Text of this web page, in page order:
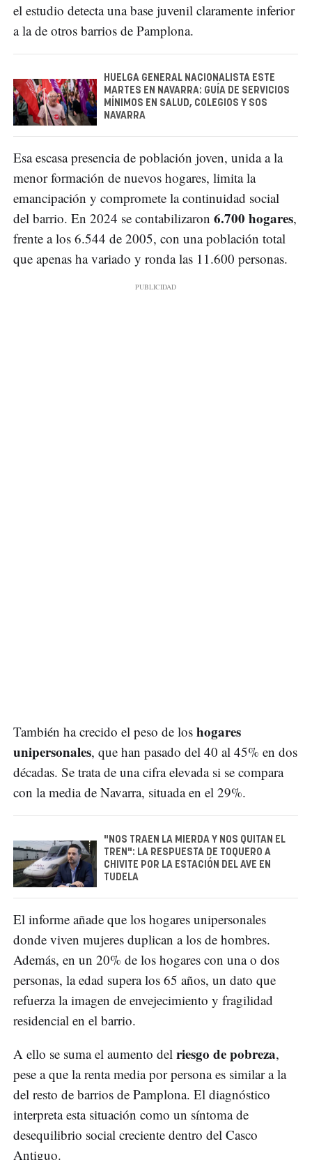
el estudio detecta una base juvenil claramente inferior
a la de otros barrios de Pamplona.
HUELGA GENERAL NACIONALISTA ESTE
MARTES EN NAVARRA: GUÍA DE SERVICIOS
MÍNIMOS EN SALUD, COLEGIOS Y SOS
NAVARRA
Esa escasa presencia de población joven, unida a la
menor formación de nuevos hogares, limita la
emancipación y compromete la continuidad social
del barrio. En 2024 se contabilizaron 6.700 hogares,
frente a los 6.544 de 2005, con una población total
que apenas ha variado y ronda las 11.600 personas.
También ha crecido el peso de los hogares
unipersonales, que han pasado del 40 al 45% en dos
décadas. Se trata de una cifra elevada si se compara
con la media de Navarra, situada en el 29%.
"NOS TRAEN LA MIERDA Y NOS QUITAN EL
TREN": LA RESPUESTA DE TOQUERO A
CHIVITE POR LA ESTACIÓN DEL AVE EN
TUDELA
El informe añade que los hogares unipersonales
donde viven mujeres duplican a los de hombres.
Además, en un 20% de los hogares con una o dos
personas, la edad supera los 65 años, un dato que
refuerza la imagen de envejecimiento y fragilidad
residencial en el barrio.
A ello se suma el aumento del riesgo de pobreza,
pese a que la renta media por persona es similar a la
del resto de barrios de Pamplona. El diagnóstico
interpreta esta situación como un síntoma de
desequilibrio social creciente dentro del Casco
Antiguo.